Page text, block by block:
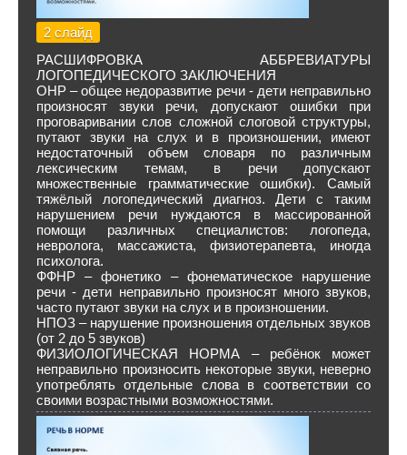
2 слайд
РАСШИФРОВКА АББРЕВИАТУРЫ
ЛОГОПЕДИЧЕСКОГО ЗАКЛЮЧЕНИЯ
ОНР – общее недоразвитие речи - дети неправильно
произносят звуки речи, допускают ошибки при
проговаривании слов сложной слоговой структуры,
путают звуки на слух и в произношении, имеют
недостаточный объем словаря по различным
лексическим темам, в речи допускают
множественные грамматические ошибки). Самый
тяжёлый логопедический диагноз. Дети с таким
нарушением речи нуждаются в массированной
помощи различных специалистов: логопеда,
невролога, массажиста, физиотерапевта, иногда
психолога.
ФФНР – фонетико – фонематическое нарушение
речи - дети неправильно произносят много звуков,
часто путают звуки на слух и в произношении.
НПОЗ – нарушение произношения отдельных звуков
(от 2 до 5 звуков)
ФИЗИОЛОГИЧЕСКАЯ НОРМА – ребёнок может
неправильно произносить некоторые звуки, неверно
употреблять отдельные слова в соответствии со
своими возрастными возможностями.